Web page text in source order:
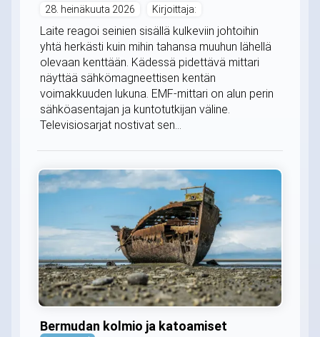
28. heinäkuuta 2026 Kirjoittaja:
Laite reagoi seinien sisällä kulkeviin johtoihin
yhtä herkästi kuin mihin tahansa muuhun lähellä
olevaan kenttään. Kädessä pidettävä mittari
näyttää sähkömagneettisen kentän
voimakkuuden lukuna. EMF-mittari on alun perin
sähköasentajan ja kuntotutkijan väline.
Televisiosarjat nostivat sen...
Bermudan kolmio ja katoamiset